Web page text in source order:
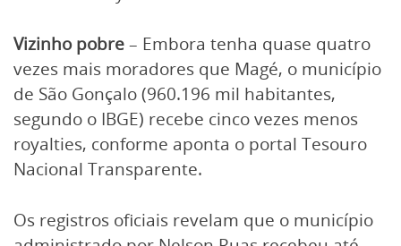
Vizinho pobre– Embora tenha quase quatro
vezes mais moradores que Magé, o município
de São Gonçalo (960.196 mil habitantes,
segundo o IBGE) recebe cinco vezes menos
royalties, conforme aponta o portal Tesouro
Nacional Transparente.
Os registros oficiais revelam que o município